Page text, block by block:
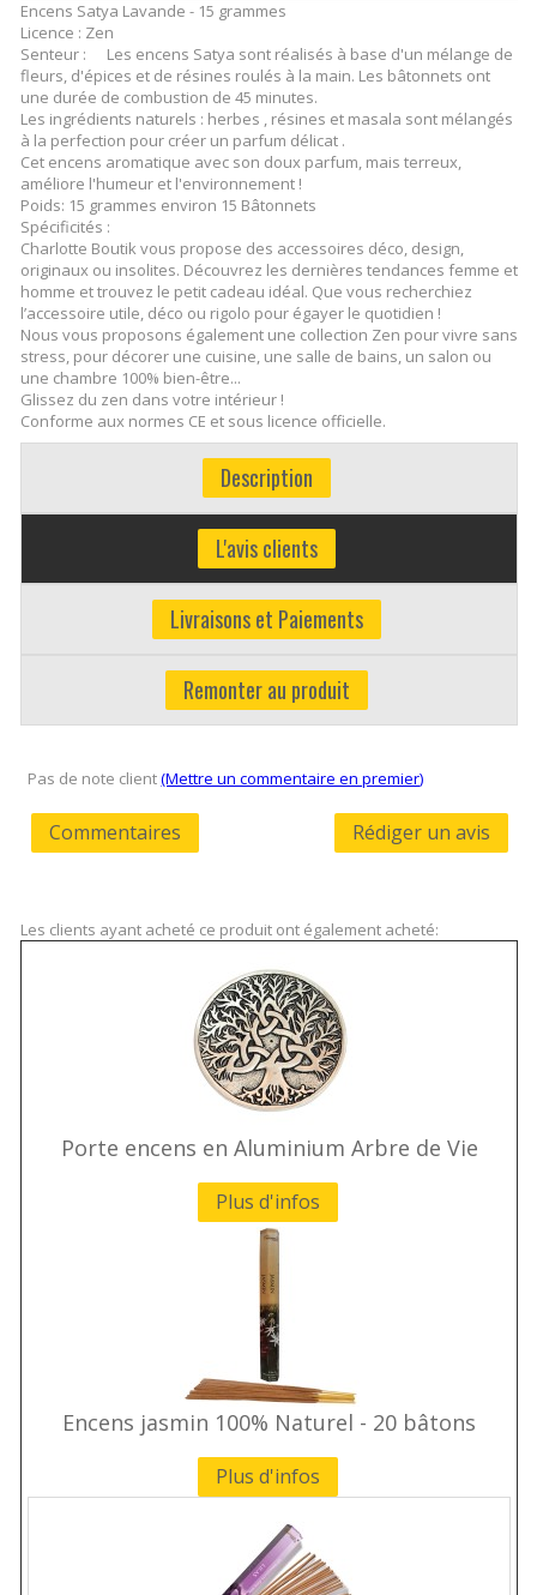
Encens Satya Lavande - 15 grammes
Licence : Zen
Senteur :
Les encens Satya sont réalisés à base d'un mélange de
fleurs, d'épices et de résines roulés à la main. Les bâtonnets ont
une durée de combustion de 45 minutes.
Les ingrédients naturels : herbes , résines et masala sont mélangés
à la perfection pour créer un parfum délicat .
Cet encens aromatique avec son doux parfum, mais terreux,
améliore l'humeur et l'environnement !
Poids: 15 grammes environ 15 Bâtonnets
Spécificités :
Charlotte Boutik vous propose des accessoires déco, design,
originaux ou insolites. Découvrez les dernières tendances femme et
homme et trouvez le petit cadeau idéal. Que vous recherchiez
l’accessoire utile, déco ou rigolo pour égayer le quotidien !
Nous vous proposons également une collection Zen pour vivre sans
stress, pour décorer une cuisine, une salle de bains, un salon ou
une chambre 100% bien-être...
Glissez du zen dans votre intérieur !
Conforme aux normes CE et sous licence officielle.
Description
L'avis clients
Livraisons et Paiements
Remonter au produit
Pas de note client(Mettre un commentaire en premier)
Commentaires Rédiger un avis
Les clients ayant acheté ce produit ont également acheté:
Porte encens en Aluminium Arbre de Vie
Plus d'infos
Encens jasmin 100% Naturel - 20 bâtons
Plus d'infos